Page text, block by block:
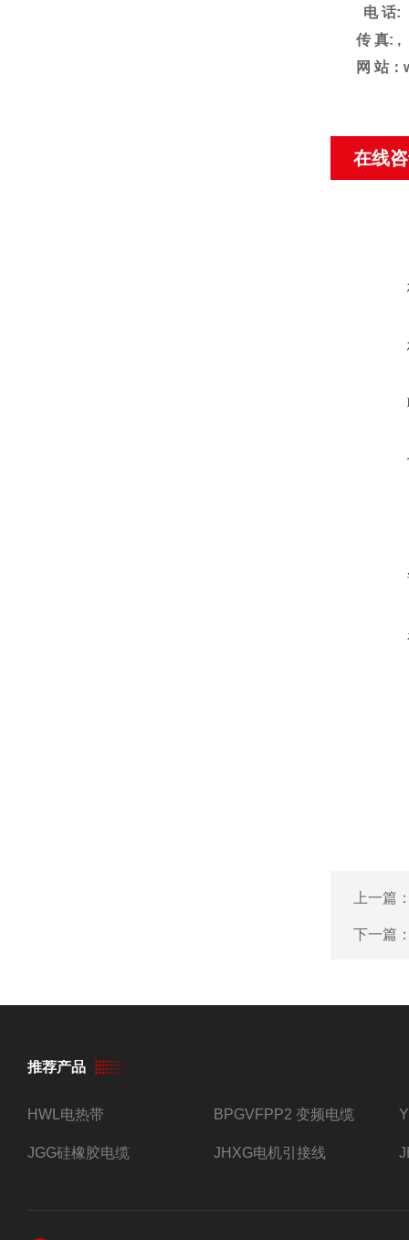
电 话:
传 真: ,
网 站：
在线
上一篇
下一篇
推荐产品
HWL电热带 BPGVFPP2 变频电缆
JGG硅橡胶电缆 JHXG电机引接线